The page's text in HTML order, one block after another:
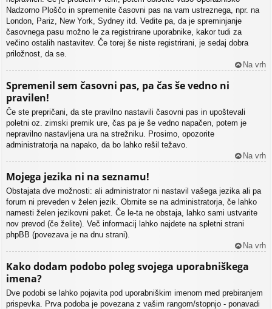
Nadzorno Ploščo in spremenite časovni pas na vam ustreznega, npr. na
London, Pariz, New York, Sydney itd. Vedite pa, da je spreminjanje
časovnega pasu možno le za registrirane uporabnike, kakor tudi za
večino ostalih nastavitev. Če torej še niste registrirani, je sedaj dobra
priložnost, da se.
Na vrh
Spremenil sem časovni pas, pa čas še vedno ni
pravilen!
Če ste prepričani, da ste pravilno nastavili časovni pas in upoštevali
poletni oz. zimski premik ure, čas pa je še vedno napačen, potem je
nepravilno nastavljena ura na strežniku. Prosimo, opozorite
administratorja na napako, da bo lahko rešil težavo.
Na vrh
Mojega jezika ni na seznamu!
Obstajata dve možnosti: ali administrator ni nastavil vašega jezika ali pa
forum ni preveden v želen jezik. Obrnite se na administratorja, če lahko
namesti želen jezikovni paket. Če le-ta ne obstaja, lahko sami ustvarite
nov prevod (če želite). Več informacij lahko najdete na spletni strani
phpBB (povezava je na dnu strani).
Na vrh
Kako dodam podobo poleg svojega uporabniškega
imena?
Dve podobi se lahko pojavita pod uporabniškim imenom med prebiranjem
prispevka. Prva podoba je povezana z vašim rangom/stopnjo - ponavadi